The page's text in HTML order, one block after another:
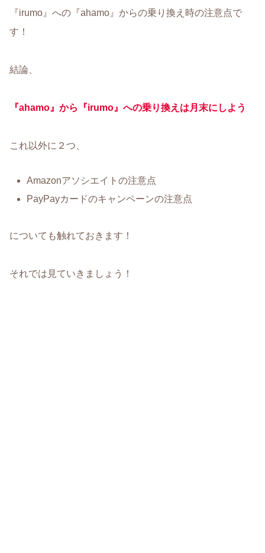
『irumo』への『ahamo』からの乗り換え時の注意点で
す！
結論、
『ahamo』から『irumo』への乗り換えは月末にしよう
これ以外に２つ、
Amazonアソシエイトの注意点
PayPayカードのキャンペーンの注意点
についても触れておきます！
それでは見ていきましょう！